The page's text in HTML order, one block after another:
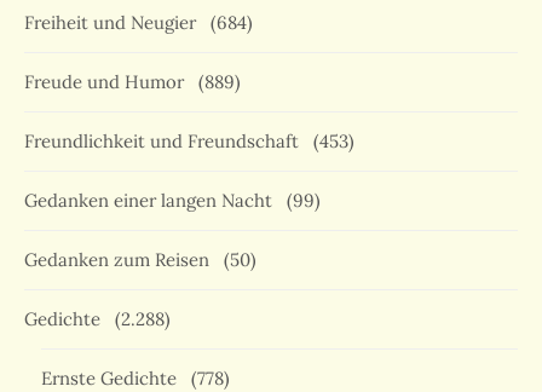
Freiheit und Neugier (684)
Freude und Humor (889)
Freundlichkeit und Freundschaft (453)
Gedanken einer langen Nacht (99)
Gedanken zum Reisen (50)
Gedichte (2.288)
Ernste Gedichte (778)